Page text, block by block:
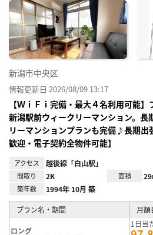
新潟市中央区
情報更新日 2026/08/09 13:17
【ＷｉＦｉ完備・最大４名利用可能
新潟駅前ウィークリーマンション。長
リーマンションプランも完備♪長期出
歓迎・電子契約全物件可能】
アクセス 越後線「白山駅」
間取り 2K 面積
築年数 1994年 10月 築
プラン名・期間 月額
ロング
1日当